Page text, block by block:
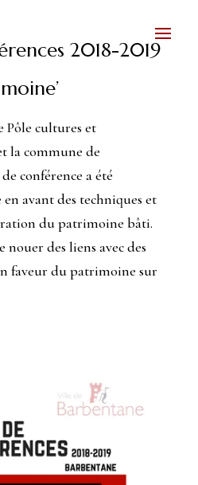
2018-2019
Pôle cultures et
la commune de
conférence a été
avant des techniques et
du patrimoine bâti.
nouer des liens avec des
faveur du patrimoine sur